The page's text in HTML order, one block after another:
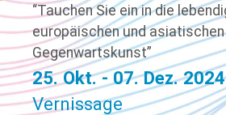
“Tauchen Sie ein in die
europäischen und asiatischen
Gegenwartskunst”
25. Okt. - 07. Dez. 2024
Vernissage